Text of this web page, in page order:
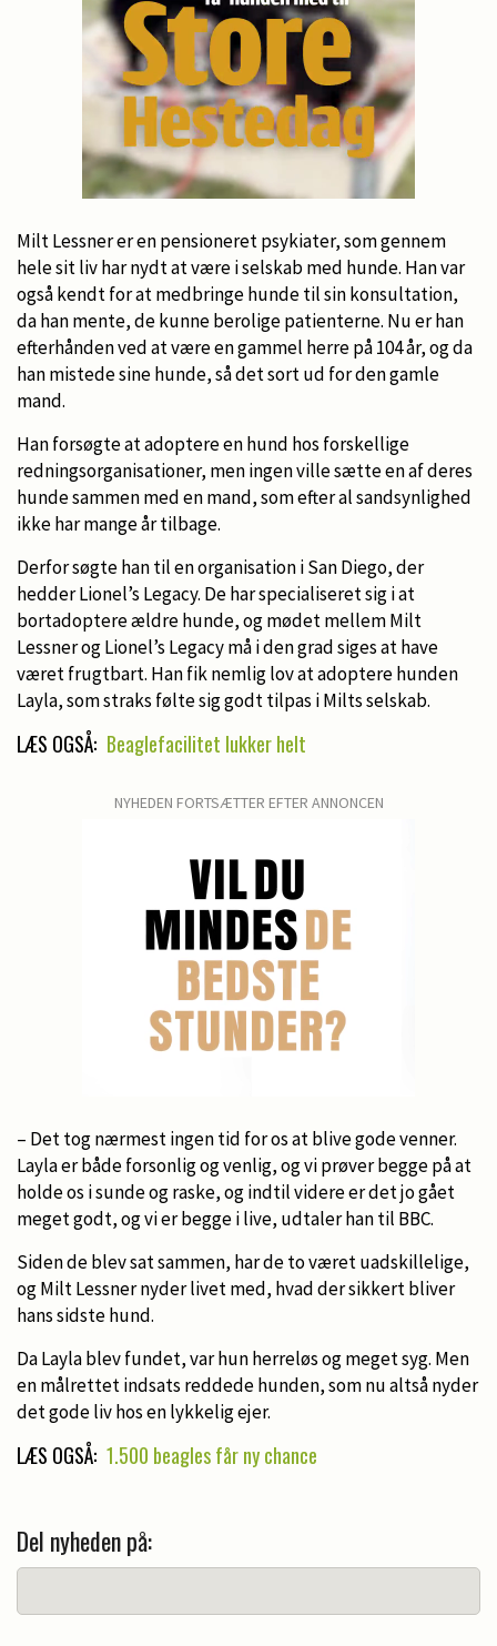
Milt Lessner er en pensioneret psykiater, som gennem
hele sit liv har nydt at være i selskab med hunde. Han var
også kendt for at medbringe hunde til sin konsultation,
da han mente, de kunne berolige patienterne. Nu er han
efterhånden ved at være en gammel herre på 104 år, og da
han mistede sine hunde, så det sort ud for den gamle
mand.
Han forsøgte at adoptere en hund hos forskellige
redningsorganisationer, men ingen ville sætte en af deres
hunde sammen med en mand, som efter al sandsynlighed
ikke har mange år tilbage.
Derfor søgte han til en organisation i San Diego, der
hedder Lionel’s Legacy. De har specialiseret sig i at
bortadoptere ældre hunde, og mødet mellem Milt
Lessner og Lionel’s Legacy må i den grad siges at have
været frugtbart. Han fik nemlig lov at adoptere hunden
Layla, som straks følte sig godt tilpas i Milts selskab.
LÆS OGSÅ: Beaglefacilitet lukker helt
NYHEDEN FORTSÆTTER EFTER ANNONCEN
– Det tog nærmest ingen tid for os at blive gode venner.
Layla er både forsonlig og venlig, og vi prøver begge på at
holde os i sunde og raske, og indtil videre er det jo gået
meget godt, og vi er begge i live, udtaler han til BBC.
Siden de blev sat sammen, har de to været uadskillelige,
og Milt Lessner nyder livet med, hvad der sikkert bliver
hans sidste hund.
Da Layla blev fundet, var hun herreløs og meget syg. Men
en målrettet indsats reddede hunden, som nu altså nyder
det gode liv hos en lykkelig ejer.
LÆS OGSÅ: 1.500 beagles får ny chance
Del nyheden på: